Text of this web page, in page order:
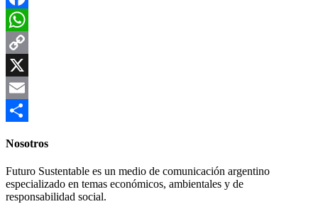
Facebook
WhatsApp
Copy
Link
X
Email
Nosotros
Futuro Sustentable es un medio de comunicación argentino
especializado en temas económicos, ambientales y de
responsabilidad social.